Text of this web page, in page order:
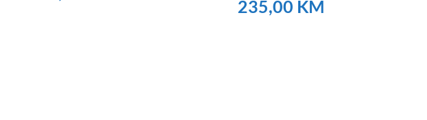
235,00 KM